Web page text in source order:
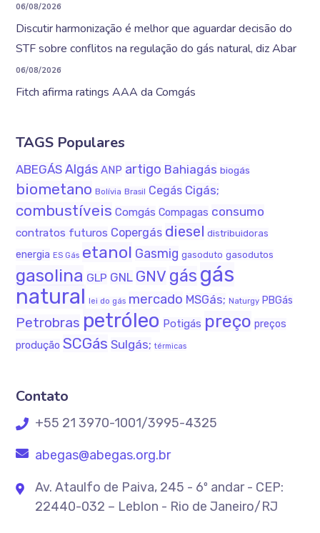
06/08/2026
Discutir harmonização é melhor que aguardar decisão do
STF sobre conflitos na regulação do gás natural, diz Abar
06/08/2026
Fitch afirma ratings AAA da Comgás
TAGS Populares
ABEGÁS Algás ANP artigo Bahiagás biogás
biometano Bolívia Brasil Cegás Cigás;
combustíveis Comgás Compagas consumo
contratos futuros Copergás diesel distribuidoras
energia ES Gás etanol Gasmig gasoduto gasodutos
gasolina GLP GNL GNV gás gás
natural lei do gás mercado MSGás; Naturgy PBGás
Petrobras petróleo Potigás preço preços
produção SCGás Sulgás; térmicas
Contato
+55 21 3970-1001/3995-4325
abegas@abegas.org.br
Av. Ataulfo de Paiva, 245 - 6º andar - CEP:
22440-032 – Leblon - Rio de Janeiro/RJ